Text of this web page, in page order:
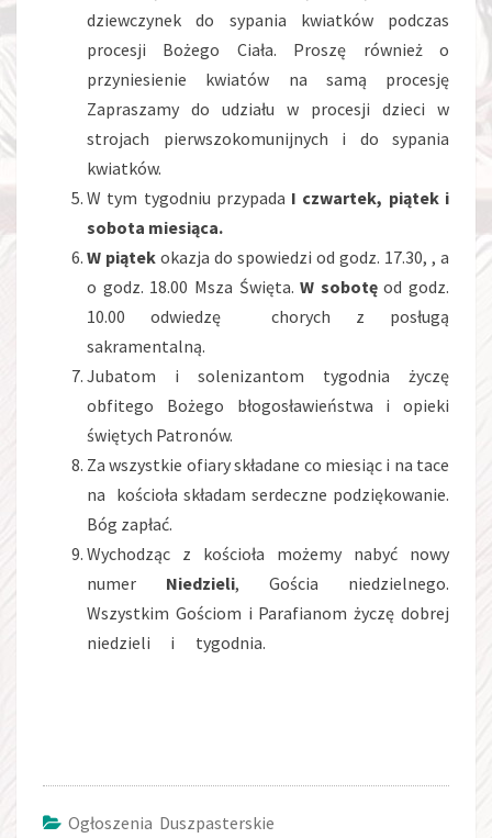
dziewczynek do sypania kwiatków podczas
procesji Bożego Ciała. Proszę również o
przyniesienie kwiatów na samą procesję
Zapraszamy do udziału w procesji dzieci w
strojach pierwszokomunijnych i do sypania
kwiatków.
W tym tygodniu przypada I czwartek, piątek i
sobota miesiąca.
W piątek okazja do spowiedzi od godz. 17.30, , a
o godz. 18.00 Msza Święta.W sobotęod godz.
10.00 odwiedzę chorych z posługą
sakramentalną.
Jubatom i solenizantom tygodnia życzę
obfitego Bożego błogosławieństwa i opieki
świętych Patronów.
Za wszystkie ofiary składane co miesiąc i na tace
na kościoła składam serdeczne podziękowanie.
Bóg zapłać.
Wychodząc z kościoła możemy nabyć nowy
numer Niedzieli, Gościa niedzielnego.
Wszystkim Gościom i Parafianom życzę dobrej
niedzieli i tygodnia.
Ogłoszenia Duszpasterskie